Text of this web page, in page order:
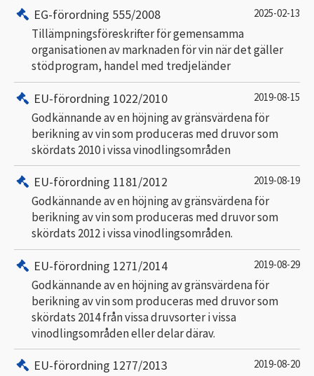
EG-förordning 555/2008 2025-02-13
Tillämpningsföreskrifter för gemensamma
organisationen av marknaden för vin när det gäller
stödprogram, handel med tredjeländer
EU-förordning 1022/2010 2019-08-15
Godkännande av en höjning av gränsvärdena för
berikning av vin som produceras med druvor som
skördats 2010 i vissa vinodlingsområden
EU-förordning 1181/2012 2019-08-19
Godkännande av en höjning av gränsvärdena för
berikning av vin som produceras med druvor som
skördats 2012 i vissa vinodlingsområden.
EU-förordning 1271/2014 2019-08-29
Godkännande av en höjning av gränsvärdena för
berikning av vin som produceras med druvor som
skördats 2014 från vissa druvsorter i vissa
vinodlingsområden eller delar därav.
EU-förordning 1277/2013 2019-08-20